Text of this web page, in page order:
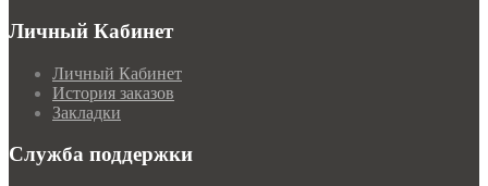
Личный Кабинет
Личный Кабинет
История заказов
Закладки
Служба поддержки